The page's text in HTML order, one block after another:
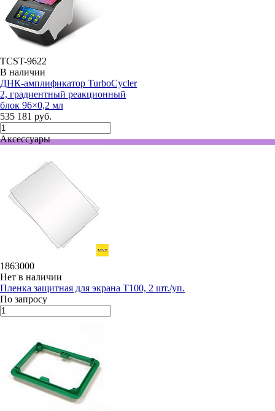
TCST-9622
В наличии
ДНК-амплификатор TurboCycler
2, градиентный реакционный
блок 96×0,2 мл
535 181 руб.
Аксессуары
1863000
Нет в наличии
Пленка защитная для экрана T100, 2 шт./уп.
По запросу